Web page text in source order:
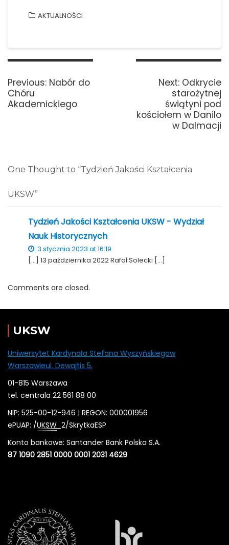
AKTUALNOŚCI
Nawigacja
Previous: Previous
Nabór do
Chóru
Akademickiego
Next: Next
post:
Odkrycie
starożytnej
świątyni pod
kościołem w Danilo
w Dalmacji
One Thought to “Tydzień Jakości Kształcenia
UKSW”
Tydzień Jakości Kształcenia UKSW - Wydział
Nauk Historycznych
3 stycznia 2023 at 16:19
[…] 13 października 2022 Rafał Solecki […]
Comments are closed.
UKSW
Uniwersytet Kardynała Stefana Wyszyńskiegow
Warszawieul. Dewajtis 5,
01-815 Warszawa
tel. centrala 22 561 88 00
NIP: 525-00-12-946 | REGON: 000001956
ePUAP: /UKSW _2/SkrytkaESP
Konto bankowe: Santander Bank Polska S.A.
87 1090 2851 0000 0001 2031 4629